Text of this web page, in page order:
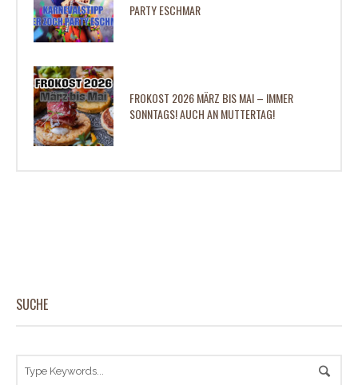
PARTY ESCHMAR
FROKOST 2026 MÄRZ BIS MAI – IMMER
SONNTAGS! AUCH AN MUTTERTAG!
SUCHE